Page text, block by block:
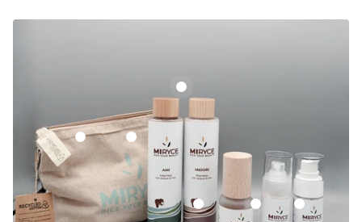
RICE ALL IN
AMI MIDORI
YUMI
DEWI NYU